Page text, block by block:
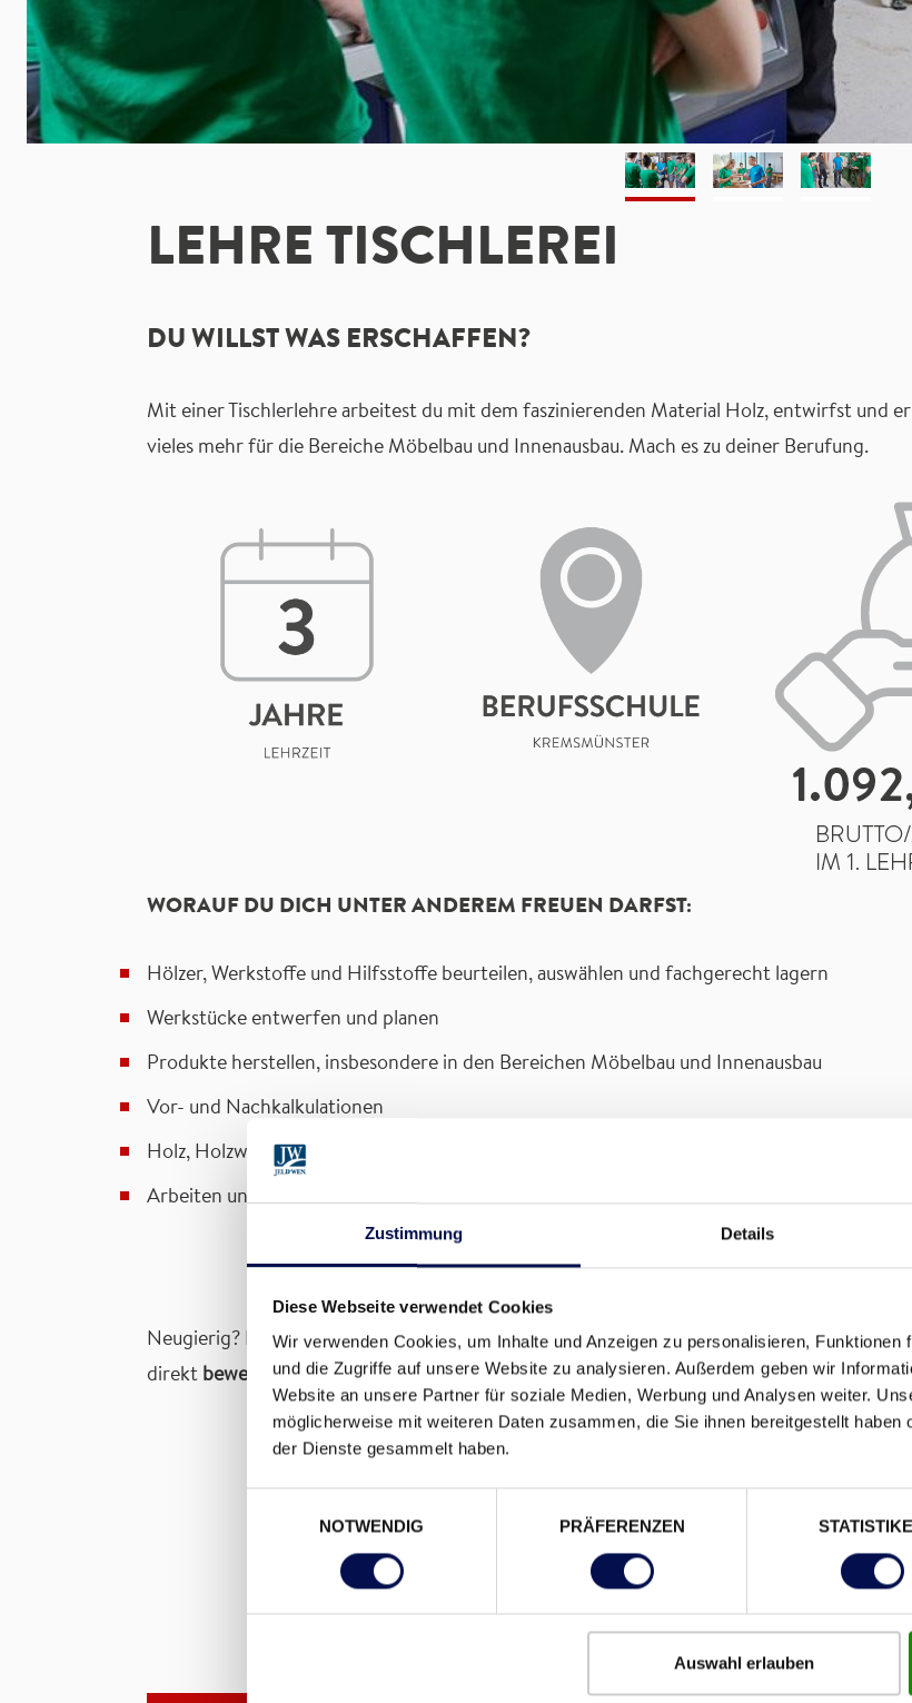
Zustimmung Details
Diese Webseite verwendet Cookies
Wir verwenden Cookies, um Inhalte und Anzeigen zu personalisieren, Funktionen
und die Zugriffe auf unsere Website zu analysieren. Außerdem geben wir
Website an unsere Partner für soziale Medien, Werbung und Analysen weiter.
möglicherweise mit weiteren Daten zusammen, die Sie ihnen bereitgestellt
der Dienste gesammelt haben.
NOTWENDIG
PRÄFERENZEN
Auswahl erlauben
LEHRE TISCHLEREI
DU WILLST WAS ERSCHAFFEN?
Mit einer Tischlerlehre arbeitest du mit dem faszinierenden Material Holz, entwirfst und
vieles mehr für die Bereiche Möbelbau und Innenausbau. Mach es zu deiner Berufung.
WORAUF DU DICH UNTER ANDEREM FREUEN DARFST:
Hölzer, Werkstoffe und Hilfsstoffe beurteilen, auswählen und fachgerecht lagern
Werkstücke entwerfen und planen
Produkte herstellen, insbesondere in den Bereichen Möbelbau und Innenausbau
Vor- und Nachkalkulationen
Holz, Holzwerkstoffe, Kunststoff und Metall bearbeiten sowie deren Oberflächen
Arbeiten unter Berücksichtigung der einschlägigen Sicherheits-, Umweltschutz- und
Neugierig? Du möchtest gernemit dem Lehrlingsausbildner der Tischlerei sprechen, um
direkt bewerben? Frau Silvia Rotter, Abteilung HR , ist gerne für dich da.
“Schick mir am besten gleich hier deine Fragen oder
SILVIA ROTTER, TALENT ACQUISITION BUSINESS